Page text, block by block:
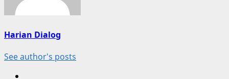
Harian Dialog
See author's posts